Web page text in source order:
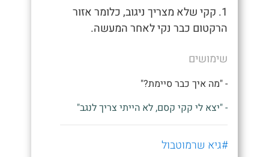
1. קקי שלא מצריך ניגוב, כלומר אזור
הרקטום כבר נקי לאחר המעשה.
שימושים
- "מה איך כבר סיימת?"
- "יצא לי קקי קסם, לא הייתי צריך לנגב"
#גיא שרמוטבול